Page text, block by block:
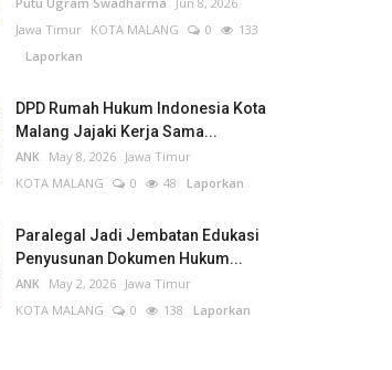
Jawa Timur KOTA MALANG 0
133
Laporkan
DPD Rumah Hukum Indonesia Kota
Malang Jajaki Kerja Sama...
ANK May 8, 2026 Jawa Timur
KOTA MALANG
0 48 Laporkan
Paralegal Jadi Jembatan Edukasi
Penyusunan Dokumen Hukum...
ANK May 2, 2026 Jawa Timur
KOTA MALANG
0 138 Laporkan